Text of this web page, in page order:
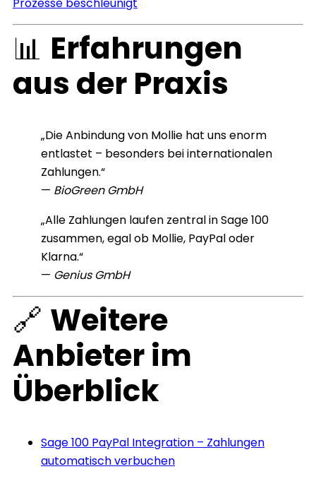
📊 Erfahrungen
aus der Praxis
„Die Anbindung von Mollie hat uns enorm
entlastet – besonders bei internationalen
Zahlungen.“
— BioGreen GmbH
„Alle Zahlungen laufen zentral in Sage 100
zusammen, egal ob Mollie, PayPal oder
Klarna.“
— Genius GmbH
🔗 Weitere
Anbieter im
Überblick
Sage 100 PayPal Integration – Zahlungen
automatisch verbuchen